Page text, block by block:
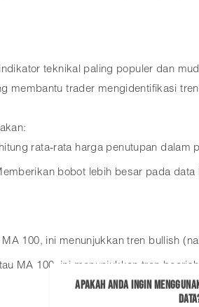
Apakah Anda ingin
teknikal paling populer dan
membantu trader mengidentifikasi
rata-rata harga penutupan dalam
bobot lebih besar pada
100, ini menunjukkan tren bullish
MA 100, ini menunjukkan tren bearish